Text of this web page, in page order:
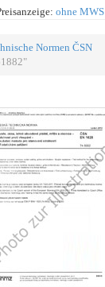
ohne MWS
Normen ČSN